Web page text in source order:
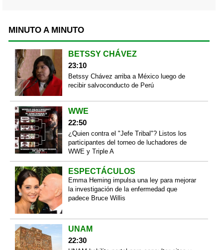
MINUTO A MINUTO
BETSSY CHÁVEZ
23:10
Betssy Chávez arriba a México luego de
recibir salvoconducto de Perú
WWE
22:50
¿Quien contra el "Jefe Tribal"? Listos los
participantes del torneo de luchadores de
WWE y Triple A
ESPECTÁCULOS
Emma Heming impulsa una ley para mejorar
la investigación de la enfermedad que
padece Bruce Willis
UNAM
22:30